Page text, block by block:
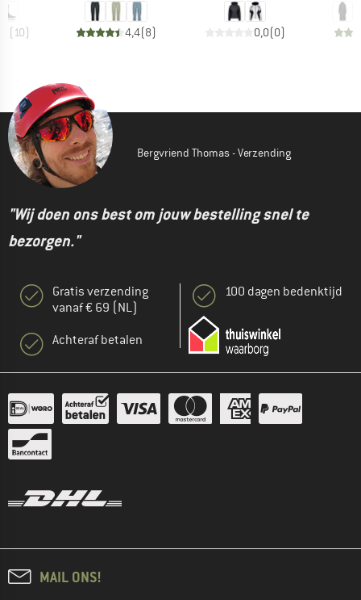
(10) 4,4(8) 0,0(0)
Bergvriend Thomas - Verzending
"Wij doen ons best om jouw bestelling snel te
bezorgen."
Gratis verzending
vanaf € 69 (NL)
Achteraf betalen
100 dagen bedenktijd
MAIL ONS!